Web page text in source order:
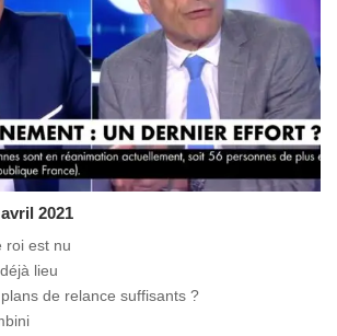
2021
roi est nu
lieu
de relance suffisants ?